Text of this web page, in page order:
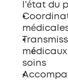
l'état du
médicaux
soins